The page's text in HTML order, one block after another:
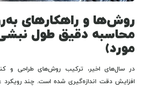
روش‌ها و راهکارهای
مورد)
در سال‌های اخیر، ترکیب روش‌های طراحی و
افزایش دقت اندازه‌گیری شده است. چند رویکرد